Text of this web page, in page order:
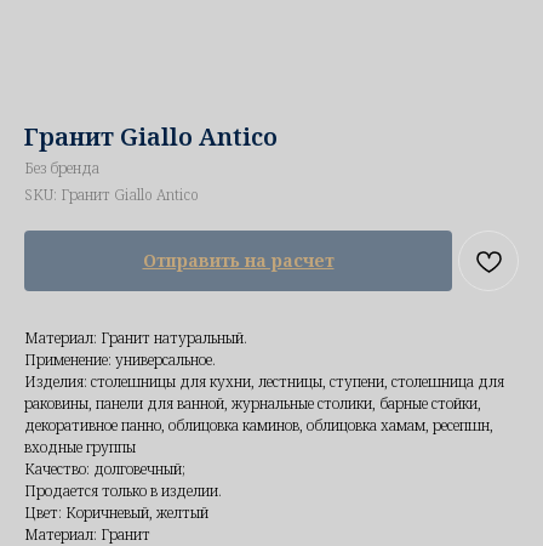
Гранит Giallo Antico
Без бренда
SKU: Гранит Giallo Antico
Отправить на расчет
Материал: Гранит натуральный.
Применение: универсальное.
Изделия: столешницы для кухни, лестницы, ступени, столешница для
раковины, панели для ванной, журнальные столики, барные стойки,
декоративное панно, облицовка каминов, облицовка хамам, ресепшн,
входные группы
Качество: долговечный;
Продается только в изделии.
Цвет: Коричневый, желтый
Материал: Гранит